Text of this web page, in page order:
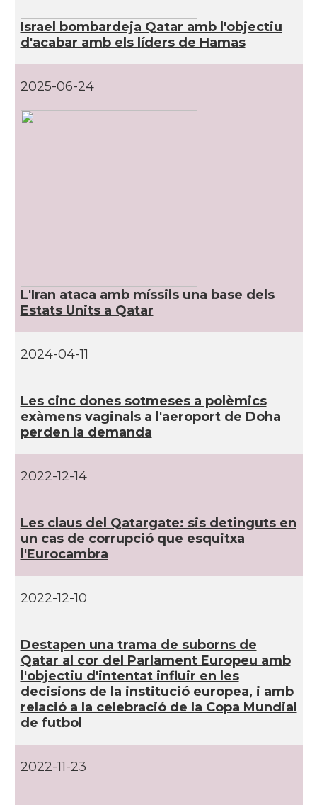
Israel bombardeja Qatar amb l'objectiu
d'acabar amb els líders de Hamas
2025-06-24
L'Iran ataca amb míssils una base dels
Estats Units a Qatar
2024-04-11
Les cinc dones sotmeses a polèmics
exàmens vaginals a l'aeroport de Doha
perden la demanda
2022-12-14
Les claus del Qatargate: sis detinguts en
un cas de corrupció que esquitxa
l'Eurocambra
2022-12-10
Destapen una trama de suborns de
Qatar al cor del Parlament Europeu amb
l'objectiu d'intentat influir en les
decisions de la institució europea, i amb
relació a la celebració de la Copa Mundial
de futbol
2022-11-23